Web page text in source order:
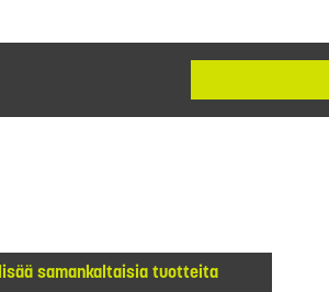
samankaltaisia tuotteita